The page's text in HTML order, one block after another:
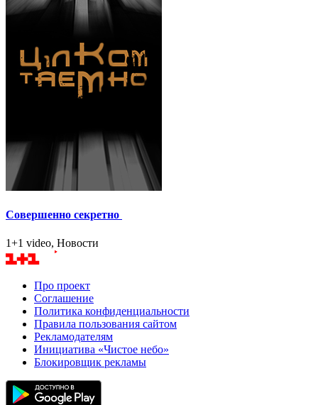
Совершенно секретно
1+1 video, Новости
Про проект
Соглашение
Политика конфиденциальности
Правила пользования сайтом
Рекламодателям
Инициатива «Чистое небо»
Блокировщик рекламы